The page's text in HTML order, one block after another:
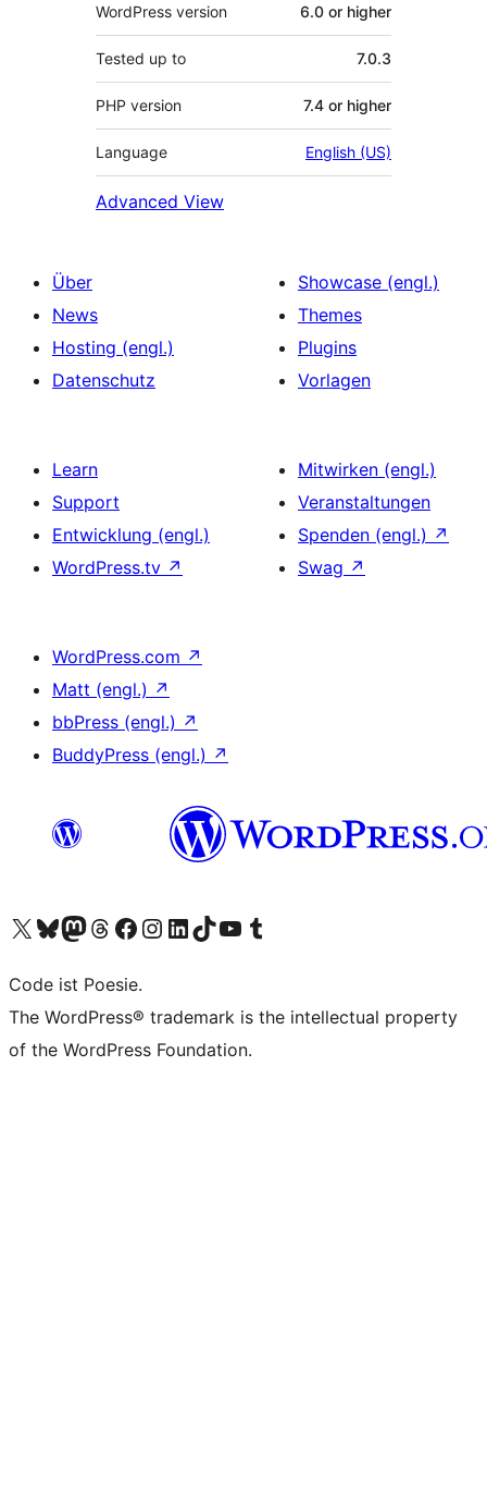
WordPress version 6.0 or higher
Tested up to 7.0.3
PHP version 7.4 or higher
Language English (US)
Advanced View
Über
News
Hosting (engl.)
Datenschutz
Showcase (engl.)
Themes
Plugins
Vorlagen
Learn
Support
Entwicklung (engl.)
WordPress.tv ↗
Mitwirken (engl.)
Veranstaltungen
Spenden (engl.) ↗
Swag ↗
WordPress.com ↗
Matt (engl.) ↗
bbPress (engl.) ↗
BuddyPress (engl.) ↗
Das X-Konto (früher Twitter) von WordPress.org besuchen
Das Bluesky-Konto von WordPress.org besuchen
Das Mastodon-Konto von WordPress.org besuchen
Das Threads-Konto von WordPress.org besuchen
Die Facebook-Seite von WordPress.org besuchen
Das Instagram-Konto von WordPress.org besuchen
Das LinkedIn-Konto von WordPress.org besuchen
Das TikTok-Konto von WordPress.org besuchen
Den YouTube-Kanal von WordPress.org besuchen
Das Tumblr-Konto von WordPress.org besuchen
Code ist Poesie.
The WordPress® trademark is the intellectual property
of the WordPress Foundation.